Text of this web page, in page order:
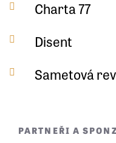
Charta 77
Disent
Sametová
PARTNEŘI A